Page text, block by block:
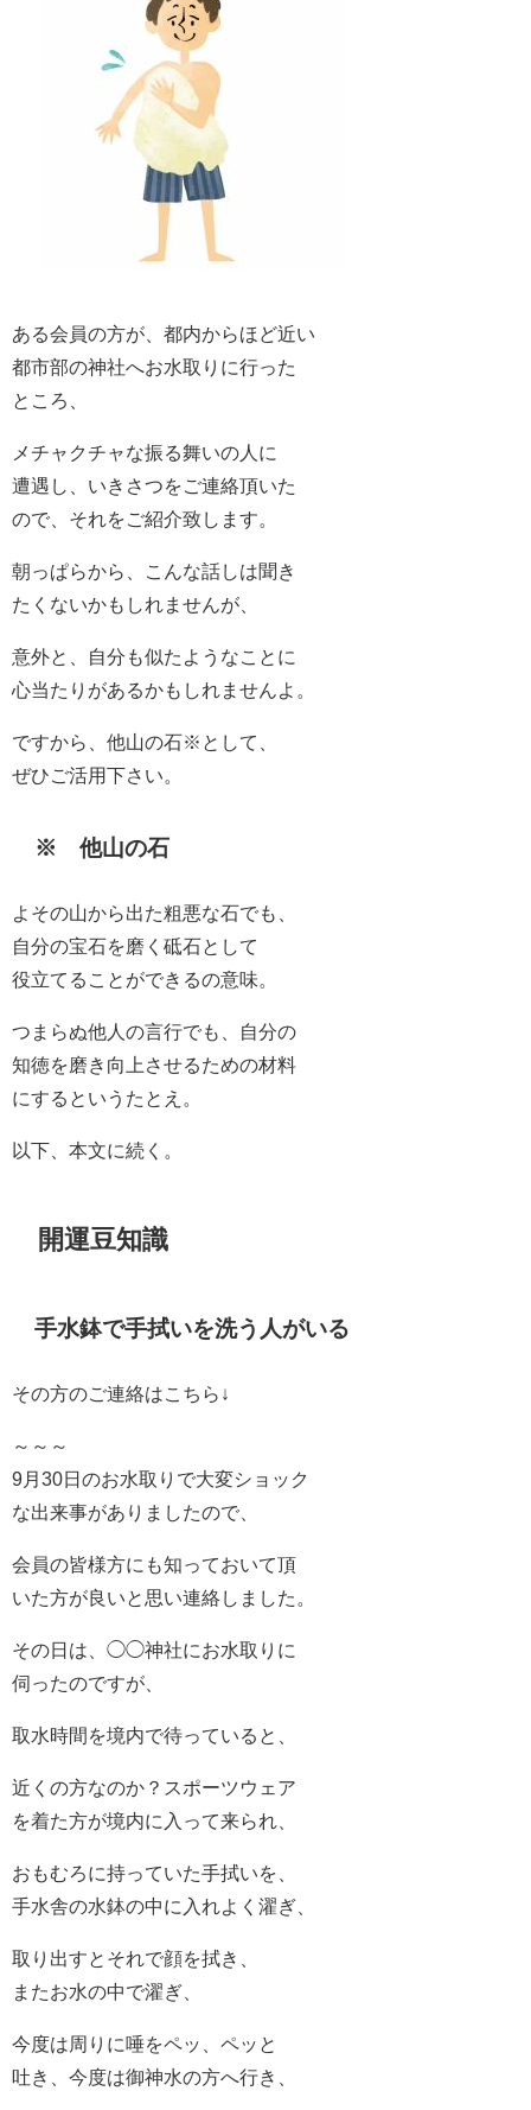
ある会員の方が、都内からほど近い
都市部の神社へお水取りに行った
ところ、
メチャクチャな振る舞いの人に
遭遇し、いきさつをご連絡頂いた
ので、それをご紹介致します。
朝っぱらから、こんな話しは聞き
たくないかもしれませんが、
意外と、自分も似たようなことに
心当たりがあるかもしれませんよ。
ですから、他山の石※として、
ぜひご活用下さい。
※ 他山の石
よその山から出た粗悪な石でも、
自分の宝石を磨く砥石として
役立てることができるの意味。
つまらぬ他人の言行でも、自分の
知徳を磨き向上させるための材料
にするというたとえ。
以下、本文に続く。
開運豆知識
手水鉢で手拭いを洗う人がいる
その方のご連絡はこちら↓
～～～
9月30日のお水取りで大変ショック
な出来事がありましたので、
会員の皆様方にも知っておいて頂
いた方が良いと思い連絡しました。
その日は、◯◯神社にお水取りに
伺ったのですが、
取水時間を境内で待っていると、
近くの方なのか？スポーツウェア
を着た方が境内に入って来られ、
おもむろに持っていた手拭いを、
手水舎の水鉢の中に入れよく濯ぎ、
取り出すとそれで顔を拭き、
またお水の中で濯ぎ、
今度は周りに唾をペッ、ペッと
吐き、今度は御神水の方へ行き、